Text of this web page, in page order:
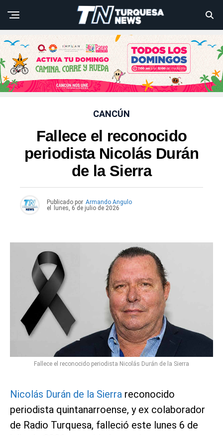
CANCÚN
Fallece el reconocido
periodista Nicolás Durán
de la Sierra
Publicado por Armando Angulo
el
lunes, 6 de julio de 2026
Fallece el reconocido periodista Nicolás Durán de la Sierra
Nicolás Durán de la Sierra reconocido
periodista quintanarroense, y ex colaborador
de Radio Turquesa, falleció este lunes 6 de